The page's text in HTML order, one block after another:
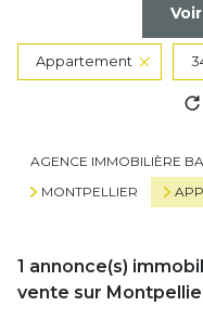
Appartement
AGENCE IMMOBILIÈRE
MONTPELLIER
1 annonce(s)
vente sur